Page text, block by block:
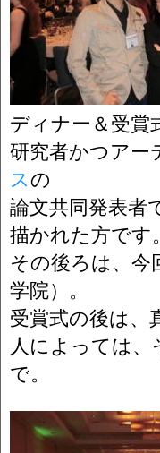
ディナー＆受賞
研究者かつアー
スの
論文共同発表者
描かれた方です。
その後ろは、今
学院）。
受賞式の後は、
人によっては
で。